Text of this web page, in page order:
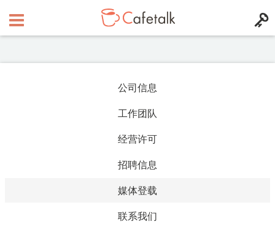
公司信息
工作团队
经营许可
招聘信息
媒体登载
联系我们